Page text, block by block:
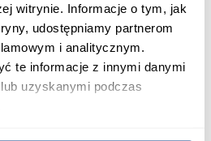
witrynie. Informacje o tym, jak
udostępniamy partnerom
i analitycznym.
te informacje z innymi danymi
uzyskanymi podczas
Biurko Beni BR artisan
149,00 zł